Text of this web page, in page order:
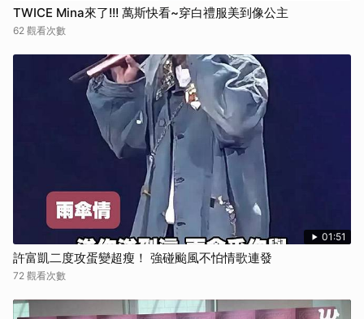
TWICE Mina來了!!! 萬斯快看~穿白禮服美到像公主
62 觀看次數
01:51
許富凱二度攻蛋變超瘦！ 強碰颱風不怕情歌連發
72 觀看次數